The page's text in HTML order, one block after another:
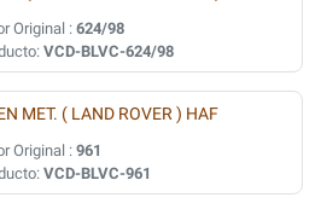
Original :624/98
VCD-BLVC-624/98
MET. ( LAND ROVER ) HAF
Original :961
VCD-BLVC-961